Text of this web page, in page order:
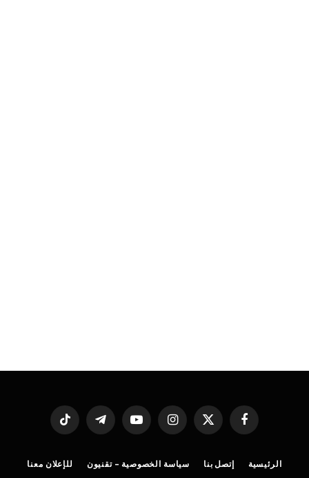
فيسبوك
X
الانستغراميوتيوب تيلقرام تيكتوك
الرئيسية إتصل بنا سياسة الخصوصية – تقنيون للإعلان معنا